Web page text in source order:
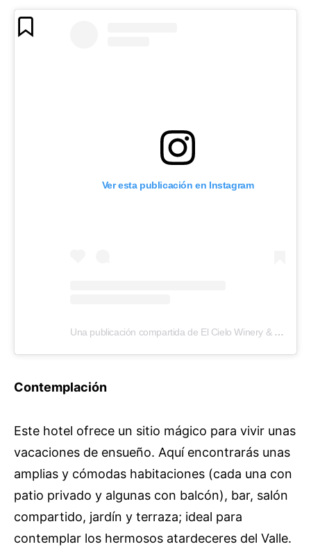
Ver esta publicación en Instagram
Una publicación compartida de El Cielo Winery & Resort (@elcielowineryresort)
Contemplación
Este hotel ofrece un sitio mágico para vivir unas
vacaciones de ensueño. Aquí encontrarás unas
amplias y cómodas habitaciones (cada una con
patio privado y algunas con balcón), bar, salón
compartido, jardín y terraza; ideal para
contemplar los hermosos atardeceres del Valle.